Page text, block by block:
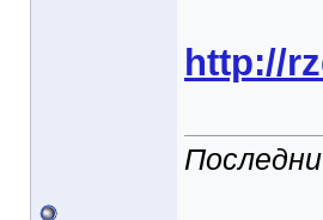
http://